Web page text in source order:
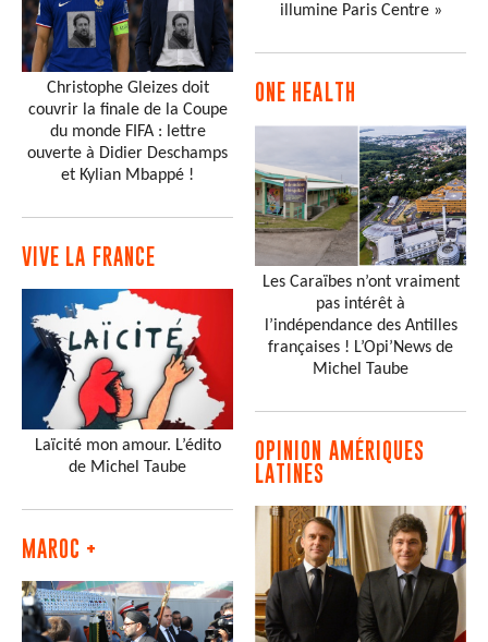
Christophe Gleizes doit
couvrir la finale de la Coupe
du monde FIFA : lettre
ouverte à Didier Deschamps
et Kylian Mbappé !
VIVE LA FRANCE
Laïcité mon amour. L’édito
de Michel Taube
MAROC +
illumine Paris Centre »
ONE HEALTH
Les Caraïbes n’ont vraiment
pas intérêt à
l’indépendance des Antilles
françaises ! L’Opi’News de
Michel Taube
OPINION AMÉRIQUES
LATINES